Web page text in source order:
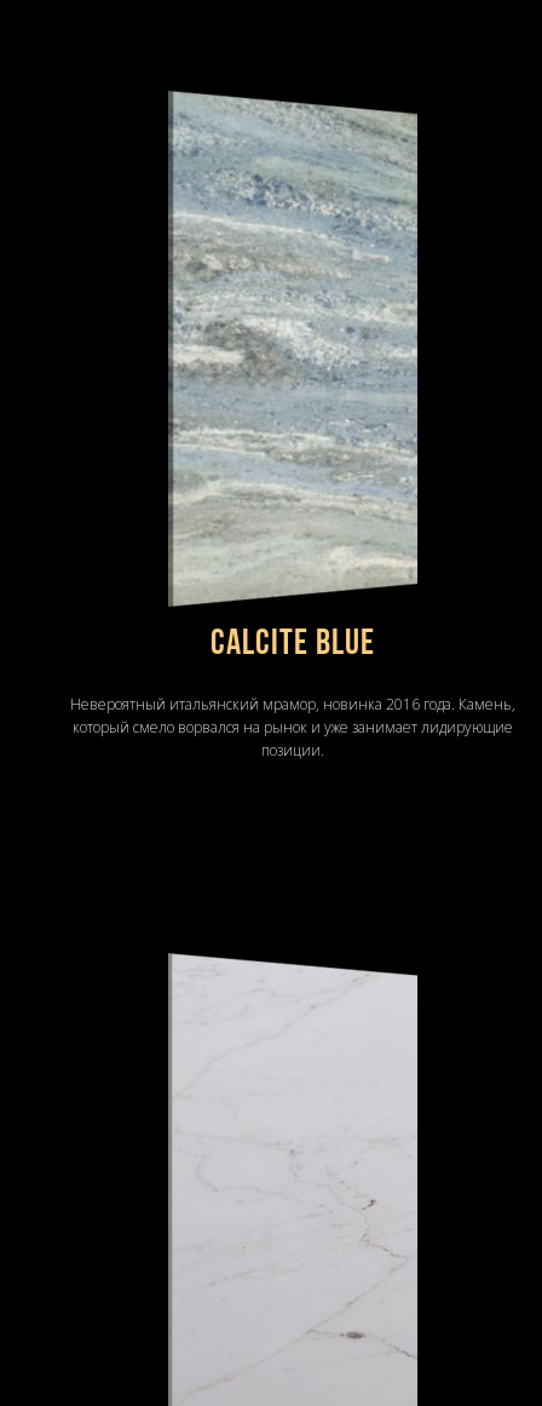
CALCITE BLUE
Невероятный итальянский мрамор, новинка 2016 года. Камень,
который смело ворвался на рынок и уже занимает лидирующие
позиции.